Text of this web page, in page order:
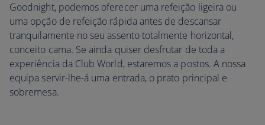
Goodnight, podemos oferecer uma refeição ligeira ou
uma opção de refeição rápida antes de descansar
tranquilamente no seu assento totalmente horizontal,
conceito cama. Se ainda quiser desfrutar de toda a
experiência da Club World, estaremos a postos. A nossa
equipa servir-lhe-á uma entrada, o prato principal e
sobremesa.